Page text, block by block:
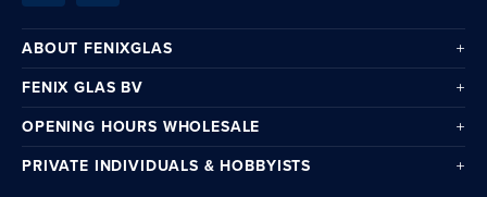
ABOUT FENIXGLAS
FENIX GLAS BV
OPENING HOURS WHOLESALE
PRIVATE INDIVIDUALS & HOBBYISTS